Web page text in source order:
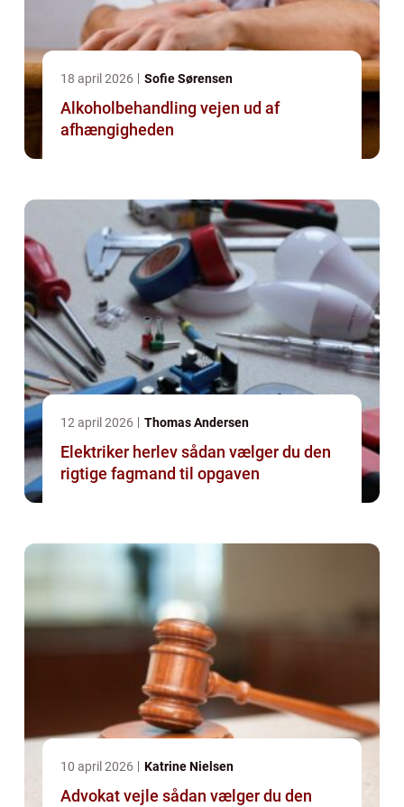
18 april 2026 Sofie Sørensen
Alkoholbehandling vejen ud af
afhængigheden
12 april 2026 Thomas Andersen
Elektriker herlev sådan vælger du den
rigtige fagmand til opgaven
10 april 2026 Katrine Nielsen
Advokat vejle sådan vælger du den